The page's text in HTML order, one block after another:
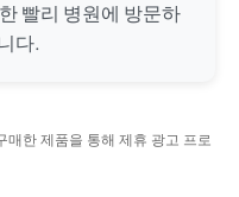
빨리 병원에 방문하
다.
한 제품을 통해 제휴 광고 프로